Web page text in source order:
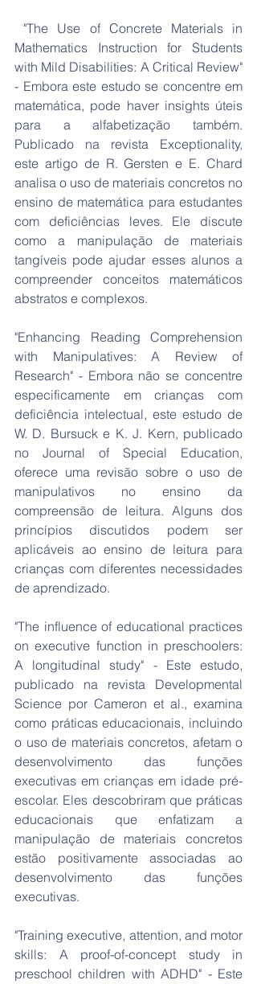
Mathematics Instruction for Students
with Mild Disabilities: A Critical Review"
- Embora este estudo se concentre em
matemática, pode haver insights úteis
para a alfabetização também.
Publicado na revista Exceptionality,
este artigo de R. Gersten e E. Chard
analisa o uso de materiais concretos no
ensino de matemática para estudantes
com deficiências leves. Ele discute
como a manipulação de materiais
tangíveis pode ajudar esses alunos a
compreender conceitos matemáticos
abstratos e complexos.
"Enhancing Reading Comprehension
with Manipulatives: A Review of
Research" - Embora não se concentre
especificamente em crianças com
deficiência intelectual, este estudo de
W. D. Bursuck e K. J. Kern, publicado
no Journal of Special Education,
oferece uma revisão sobre o uso de
manipulativos no ensino da
compreensão de leitura. Alguns dos
princípios discutidos podem ser
aplicáveis ao ensino de leitura para
crianças com diferentes necessidades
de aprendizado.
"The influence of educational practices
on executive function in preschoolers:
A longitudinal study" - Este estudo,
publicado na revista Developmental
Science por Cameron et al., examina
como práticas educacionais, incluindo
o uso de materiais concretos, afetam o
desenvolvimento das funções
executivas em crianças em idade pré-
escolar. Eles descobriram que práticas
educacionais que enfatizam a
manipulação de materiais concretos
estão positivamente associadas ao
desenvolvimento das funções
executivas.
"Training executive, attention, and motor
skills: A proof-of-concept study in
preschool children with ADHD" - Este